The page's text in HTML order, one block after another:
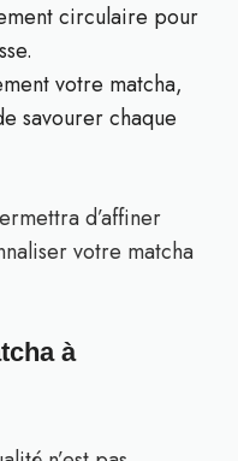
circulaire pour
votre matcha,
savourer chaque
d’affiner
votre matcha
à